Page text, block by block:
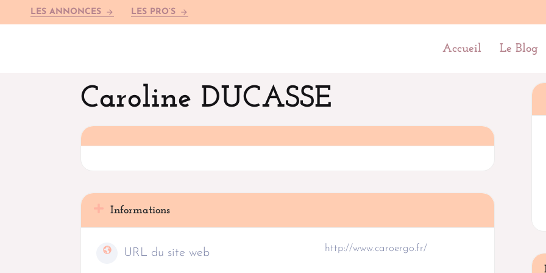
LES ANNONCES arrow_forward LES PRO’S arrow_forward
Accueil Le Blog
Caroline DUCASSE
Informations
URL du site web http://www.caroergo.fr/